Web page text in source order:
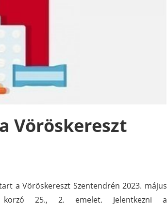
Vöröskereszt
a Vöröskereszt Szentendrén 2023. május
korzó 25., 2. emelet. Jelentkezni a